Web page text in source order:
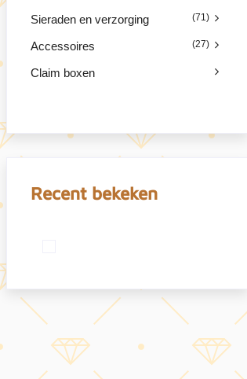
Sieraden en verzorging (71)
Accessoires (27)
Claim boxen
Recent bekeken